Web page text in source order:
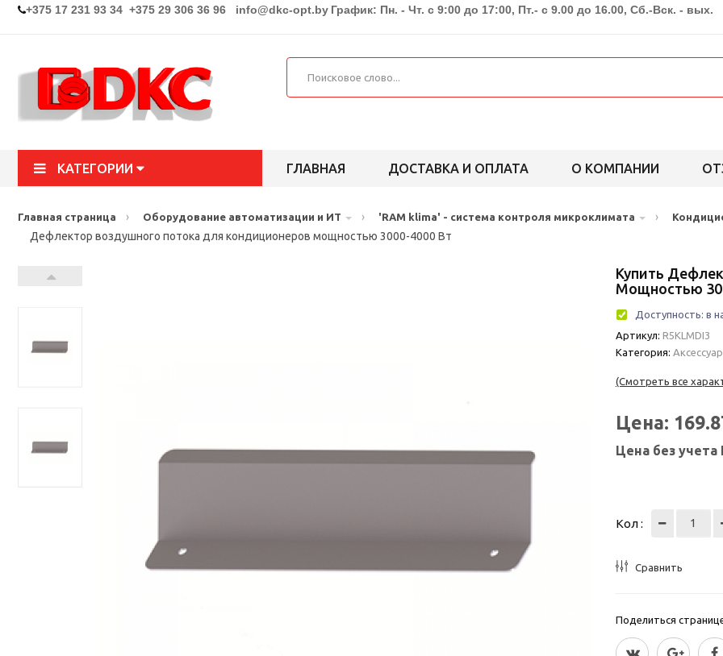
+375 17 231 93 34 +375 29 306 36 96 info@dkc-opt.by График: Пн. - Чт. с 9:00 до 17:00, Пт.- с 9.00 до 16.00, Сб.-Вск. - вых.
КАТЕГОРИИ ГЛАВНАЯ ДОСТАВКА И ОПЛАТА О КОМПАНИИ
Главная страница › Оборудование автоматизации и ИТ › 'RAM klima' - система контроля микроклимата ›
Дефлектор воздушного потока для кондиционеров мощностью 3000-4000 Вт
Купить
Мощностью
Доступность: в
Артикул: R5KLMDI3
Категория:
(Смотреть все
Цена:
Цена без
Кол :
Сравнить
Поделиться